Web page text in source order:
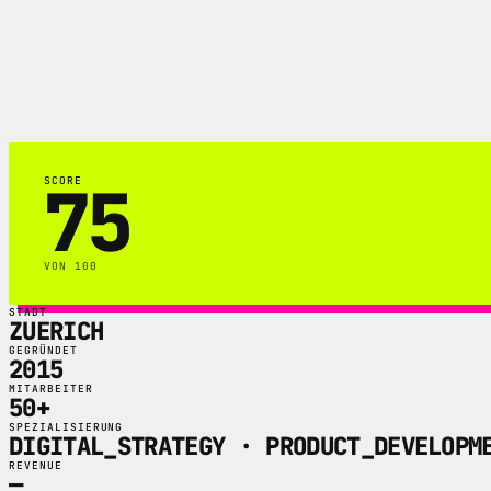
SCORE
75
VON 100
STADT
ZUERICH
GEGRÜNDET
2015
MITARBEITER
50+
SPEZIALISIERUNG
DIGITAL_STRATEGY ·
REVENUE
—